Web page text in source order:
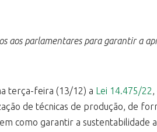
aos parlamentares para garantir a
terça-feira (13/12) a Lei 14.475/22
de técnicas de produção, de
como garantir a sustentabilidade